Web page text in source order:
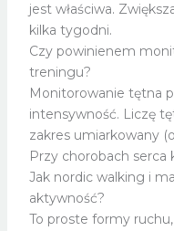
jest właściwa.
kilka tygodni.
Czy powinienem
treningu?
Monitorowanie tętna
intensywność. Liczę
zakres umiarkowany
Przy chorobach
Jak nordic walking i
aktywność?
To proste formy